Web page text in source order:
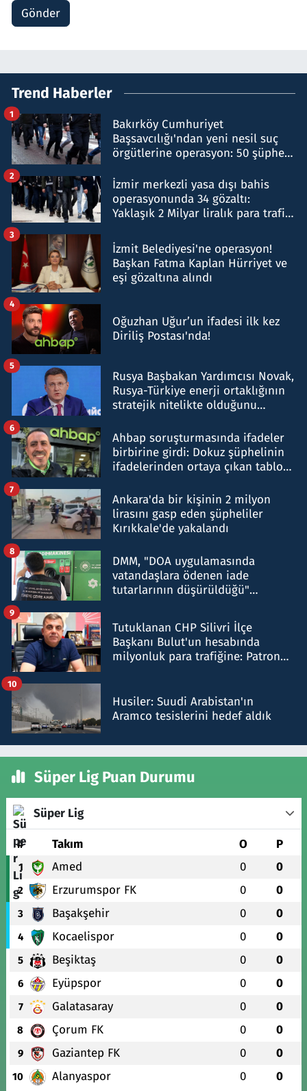
Gönder
Trend Haberler
Bakırköy Cumhuriyet
Başsavcılığı'ndan yeni nesil suç
örgütlerine operasyon: 50 şüpheli
1
İzmir merkezli yasa dışı bahis
operasyonunda 34 gözaltı:
Yaklaşık 2 Milyar liralık para trafiği
2
İzmit Belediyesi'ne operasyon!
Başkan Fatma Kaplan Hürriyet ve
eşi gözaltına alındı
3
Oğuzhan Uğur’un ifadesi ilk kez
Diriliş Postası'nda!
4
Rusya Başbakan Yardımcısı Novak,
Rusya-Türkiye enerji ortaklığının
stratejik nitelikte olduğunu
5
Ahbap soruşturmasında ifadeler
birbirine girdi: Dokuz şüphelinin
ifadelerinden ortaya çıkan tablo
6
Ankara'da bir kişinin 2 milyon
lirasını gasp eden şüpheliler
Kırıkkale'de yakalandı
7
DMM, "DOA uygulamasında
vatandaşlara ödenen iade
tutarlarının düşürüldüğü"
8
Tutuklanan CHP Silivri İlçe
Başkanı Bulut'un hesabında
milyonluk para trafiğine: Patron
9
Husiler: Suudi Arabistan'ın
Aramco tesislerini hedef aldık
10
Süper Lig Puan Durumu
Süper Lig
# Takım O P
1 Amed 0 0
2 Erzurumspor FK 0 0
3 Başakşehir 0 0
4 Kocaelispor 0 0
5 Beşiktaş 0 0
6 Eyüpspor 0 0
7 Galatasaray 0 0
8 Çorum FK 0 0
9 Gaziantep FK 0 0
10 Alanyaspor 0 0